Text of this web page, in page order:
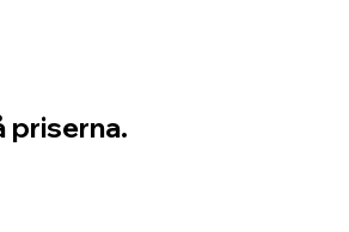
priserna.